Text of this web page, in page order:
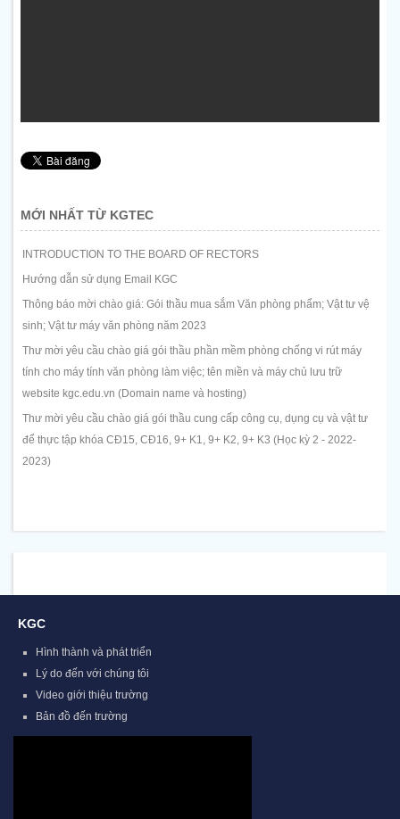
MỚI NHẤT TỪ KGTEC
INTRODUCTION TO THE BOARD OF RECTORS
Hướng dẫn sử dụng Email KGC
Thông báo mời chào giá: Gói thầu mua sắm Văn phòng phẩm; Vật tư vệ
sinh; Vật tư máy văn phòng năm 2023
Thư mời yêu cầu chào giá gói thầu phần mềm phòng chống vi rút máy
tính cho máy tính văn phòng làm việc; tên miền và máy chủ lưu trữ
website kgc.edu.vn (Domain name và hosting)
Thư mời yêu cầu chào giá gói thầu cung cấp công cụ, dụng cụ và vật tư
để thực tập khóa CĐ15, CĐ16, 9+ K1, 9+ K2, 9+ K3 (Học kỳ 2 - 2022-
2023)
KGC
Hình thành và phát triển
Lý do đến với chúng tôi
Video giới thiệu trường
Bản đồ đến trường